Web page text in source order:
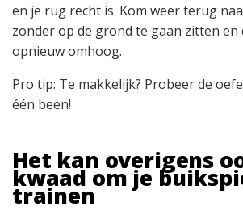
en je rug recht is. Kom weer terug
zonder op de grond te gaan zitten en
opnieuw omhoog.
Pro tip: Te makkelijk? Probeer de
één been!
Het kan overigens
kwaad om je
trainen